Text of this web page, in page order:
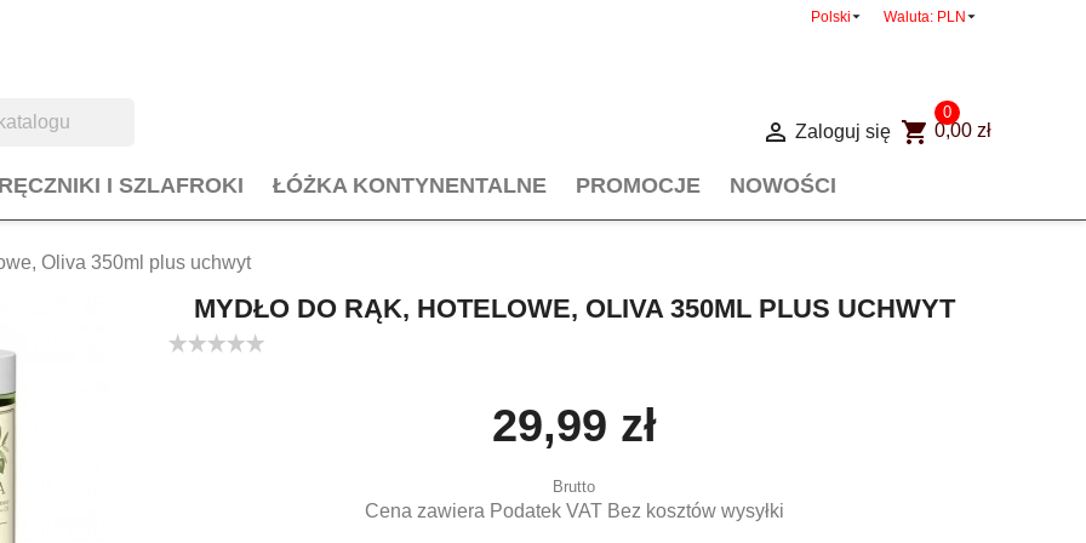
Polski Waluta: PLN
shopping_cart
0
0,00 zł
 Zaloguj się
I SZLAFROKI ŁÓŻKA KONTYNENTALNE PROMOCJE NOWOŚCI
Oliva 350ml plus uchwyt
MYDŁO DO RĄK, HOTELOWE, OLIVA 350ML PLUS UCHWYT
29,99 zł
Brutto
Cena zawiera Podatek VAT Bez kosztów wysyłki